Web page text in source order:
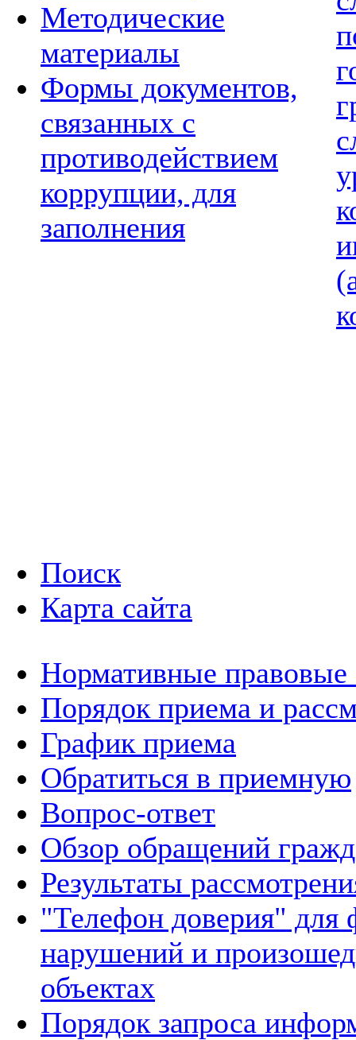
Методические
материалы
Формы документов,
связанных с
противодействием
коррупции, для
заполнения
Поиск
Карта сайта
Нормативные правовые
Порядок приема и
График приема
Обратиться в приемную
Вопрос-ответ
Обзор обращений
Результаты
"Телефон доверия" для
нарушений и
объектах
Порядок запроса